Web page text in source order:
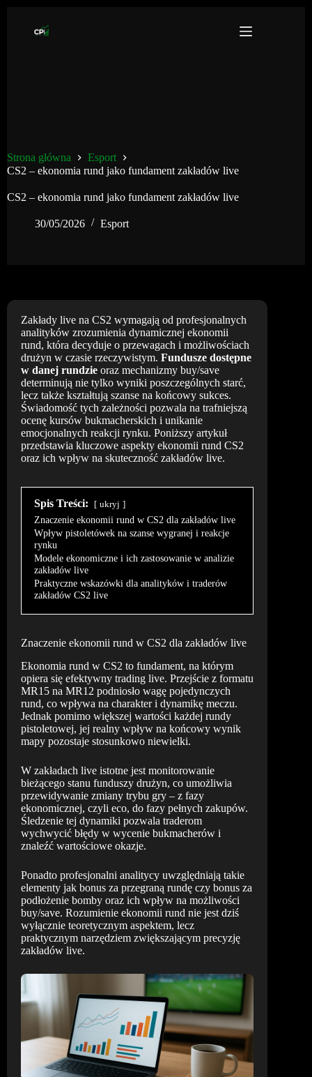
Strona główna
Esport
CS2 – ekonomia rund jako fundament zakładów live
CS2 – ekonomia rund jako fundament zakładów live
30/05/2026 Esport
Zakłady live na CS2 wymagają od profesjonalnych
analityków zrozumienia dynamicznej ekonomii
rund, która decyduje o przewagach i możliwościach
drużyn w czasie rzeczywistym. Fundusze dostępne
w danej rundzie oraz mechanizmy buy/save
determinują nie tylko wyniki poszczególnych starć,
lecz także kształtują szanse na końcowy sukces.
Świadomość tych zależności pozwala na trafniejszą
ocenę kursów bukmacherskich i unikanie
emocjonalnych reakcji rynku. Poniższy artykuł
przedstawia kluczowe aspekty ekonomii rund CS2
oraz ich wpływ na skuteczność zakładów live.
Spis Treści: ukryj
Znaczenie ekonomii rund w CS2 dla zakładów live
Wpływ pistoletówek na szanse wygranej i reakcje
rynku
Modele ekonomiczne i ich zastosowanie w analizie
zakładów live
Praktyczne wskazówki dla analityków i traderów
zakładów CS2 live
Znaczenie ekonomii rund w CS2 dla zakładów live
Ekonomia rund w CS2 to fundament, na którym
opiera się efektywny trading live. Przejście z formatu
MR15 na MR12 podniosło wagę pojedynczych
rund, co wpływa na charakter i dynamikę meczu.
Jednak pomimo większej wartości każdej rundy
pistoletowej, jej realny wpływ na końcowy wynik
mapy pozostaje stosunkowo niewielki.
W zakładach live istotne jest monitorowanie
bieżącego stanu funduszy drużyn, co umożliwia
przewidywanie zmiany trybu gry – z fazy
ekonomicznej, czyli eco, do fazy pełnych zakupów.
Śledzenie tej dynamiki pozwala traderom
wychwycić błędy w wycenie bukmacherów i
znaleźć wartościowe okazje.
Ponadto profesjonalni analitycy uwzględniają takie
elementy jak bonus za przegraną rundę czy bonus za
podłożenie bomby oraz ich wpływ na możliwości
buy/save. Rozumienie ekonomii rund nie jest dziś
wyłącznie teoretycznym aspektem, lecz
praktycznym narzędziem zwiększającym precyzję
zakładów live.